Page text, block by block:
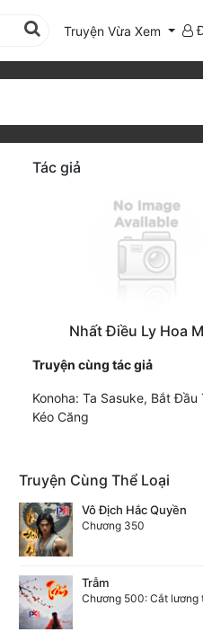
Truyện Vừa Xem
Tác giả
Nhất Điều Ly Hoa
Truyện cùng tác giả
Konoha: Ta Sasuke, Bắt Đầu
Kéo Căng
Truyện Cùng Thể Loại
Vô Địch Hắc Quyền
Chương 350
Trẫm